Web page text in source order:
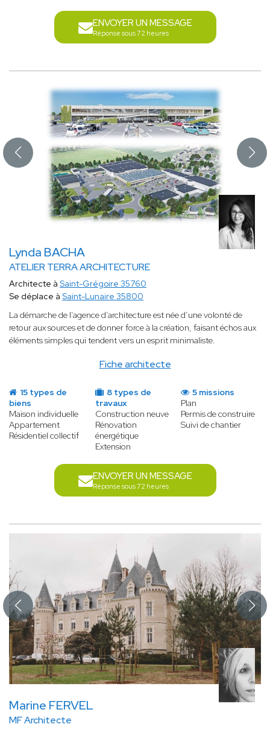
ENVOYER UN MESSAGE
Réponse sous 72 heures
Lynda BACHA
ATELIER TERRA ARCHITECTURE
Fiche architecte
Architecte à Saint-Grégoire 35760
Se déplace à Saint-Lunaire 35800
La démarche de l’agence d’architecture est née d’une volonté de
retour aux sources et de donner force à la création, faisant échos aux
éléments simples qui tendent vers un esprit minimaliste.
15 types de
biens
Maison individuelle
Appartement
Résidentiel collectif
8 types de
travaux
Construction neuve
Rénovation
énergétique
Extension
5 missions
Plan
Permis de construire
Suivi de chantier
ENVOYER UN MESSAGE
Réponse sous 72 heures
Marine FERVEL
MF Architecte